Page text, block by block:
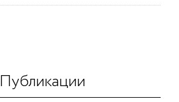
Публикации